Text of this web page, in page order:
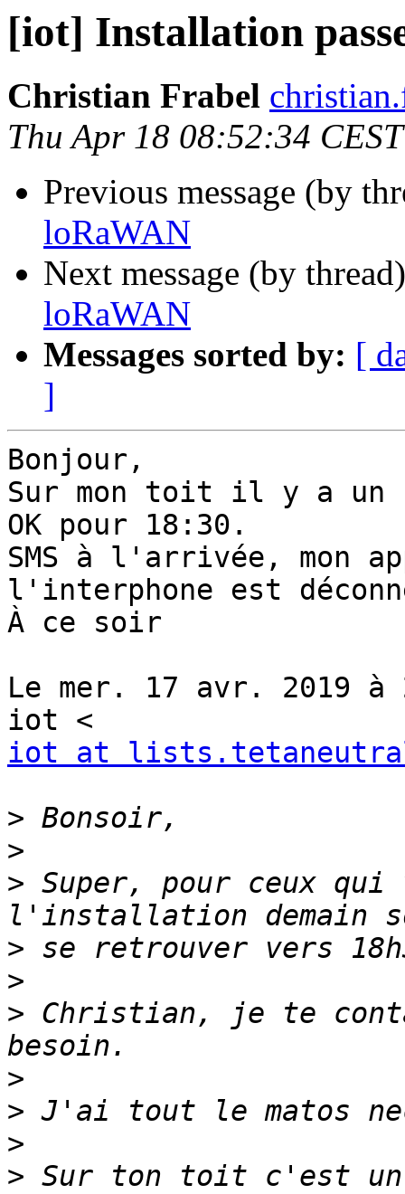
[iot] Installation
Christian Frabel
Thu Apr 18 08:52:34
Previous message (by
loRaWAN
Next message (by
loRaWAN
Messages sorted by: [
]
Bonjour,
Sur mon toit il y a un
OK pour 18:30.
SMS à l'arrivée, mon
l'interphone est
À ce soir
Le mer. 17 avr. 2019 à
iot at
>
>
> Super, pour ceux
>
>
> Christian, je te
>
>
>
> Sur ton toit c'est un